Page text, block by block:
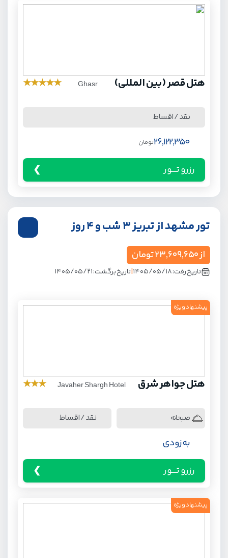
هتل قصر (بین المللی) Ghasr
★
★
★
★
★
نقد / اقساط
26,122,350تومان
رزرو تـــور
تور مشهد از تبریز 3 شب و 4 روز
از23,609,650تومان
تاریخ رفت:۱۴۰۵/۰۵/۱۸|تاریخ برگشت:۱۴۰۵/۰۵/۲۱
هتل جواهر شرق Javaher Shargh Hotel
★
★
★
صبحانه نقد / اقساط
به زودی
رزرو تـــور
پیشنهاد ویژه
پیشنهاد ویژه